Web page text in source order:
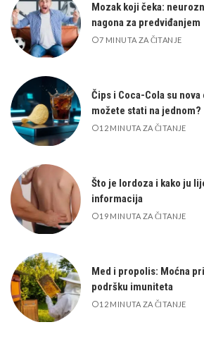
Mozak koji čeka:
nagona za predviđanjem
7 MINUTA ZA ČITANJE
Čips i Coca-Cola su
možete stati na jednom?
12 MINUTA ZA ČITANJE
Što je lordoza i kako ju
informacija
19 MINUTA ZA ČITANJE
Med i propolis: Moćna
podršku imuniteta
12 MINUTA ZA ČITANJE